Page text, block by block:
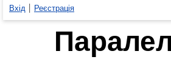
Вхід Реєстрація